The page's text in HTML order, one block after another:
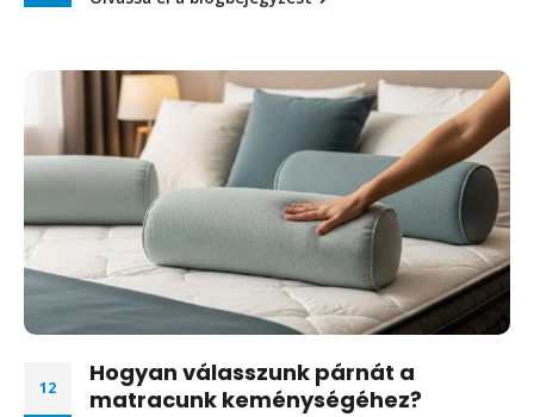
12
Hogyan válasszunk párnát a
matracunk keménységéhez?